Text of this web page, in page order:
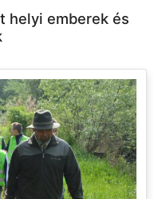
helyi emberek és